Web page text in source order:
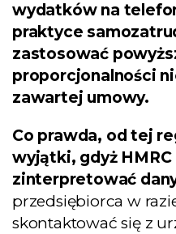
wydatków na
praktyce
zastosować
proporcjonalności
zawartej umowy.
Co prawda, od tej
wyjątki, gdyż
zinterpretować
przedsiębiorca w
skontaktować się z
Pobierz
E-
Zostaw
stron